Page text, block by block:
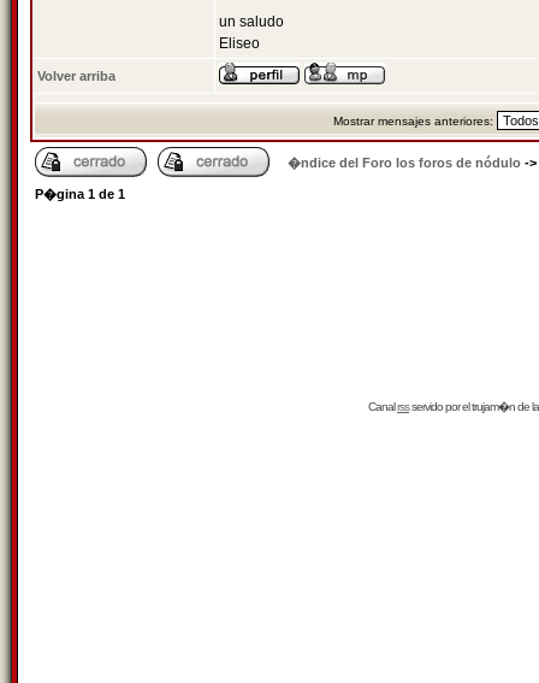
un saludo
Eliseo
Volver arriba
Mostrar mensajes anteriores:
�ndice del Foro los foros de nódulo ->
P�gina 1 de 1
Canalrssservido por eltrujam�nde